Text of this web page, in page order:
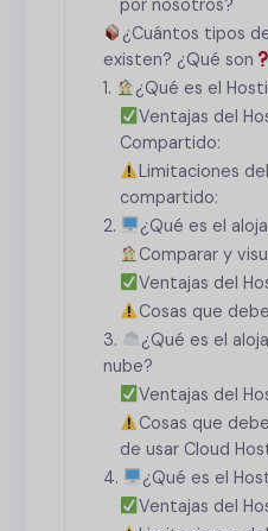
por nosotros?
¿Cuántos tipos
existen? ¿Qué son
1.
¿Qué es el
Ventajas del
Compartido:
Limitaciones
compartido:
2.
¿Qué es el
Comparar y
Ventajas del
Cosas que
3.
¿Qué es el
nube?
Ventajas del
Cosas que
de usar Cloud
4.
¿Qué es el
Ventajas del